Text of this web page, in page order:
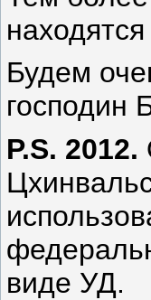
Будем
господин
P.S. 2012.
виде УД.